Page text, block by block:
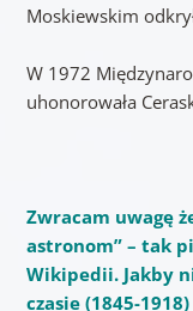
Moskiewskim
W 1972
uhonorowała
Zwracam uwagę
astronom” – tak
Wikipedii. Jakby
czasie (1845-